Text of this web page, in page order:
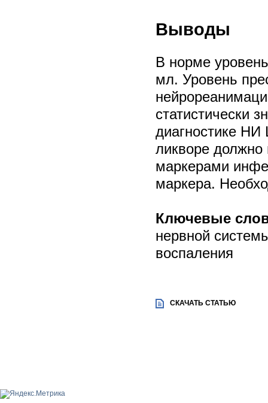
Выводы
В норме
мл. Уровень
статистически
диагностике
ликворе должно
маркерами
маркера.
Ключевые
нервной
воспаления
СКАЧАТЬ СТАТЬЮ